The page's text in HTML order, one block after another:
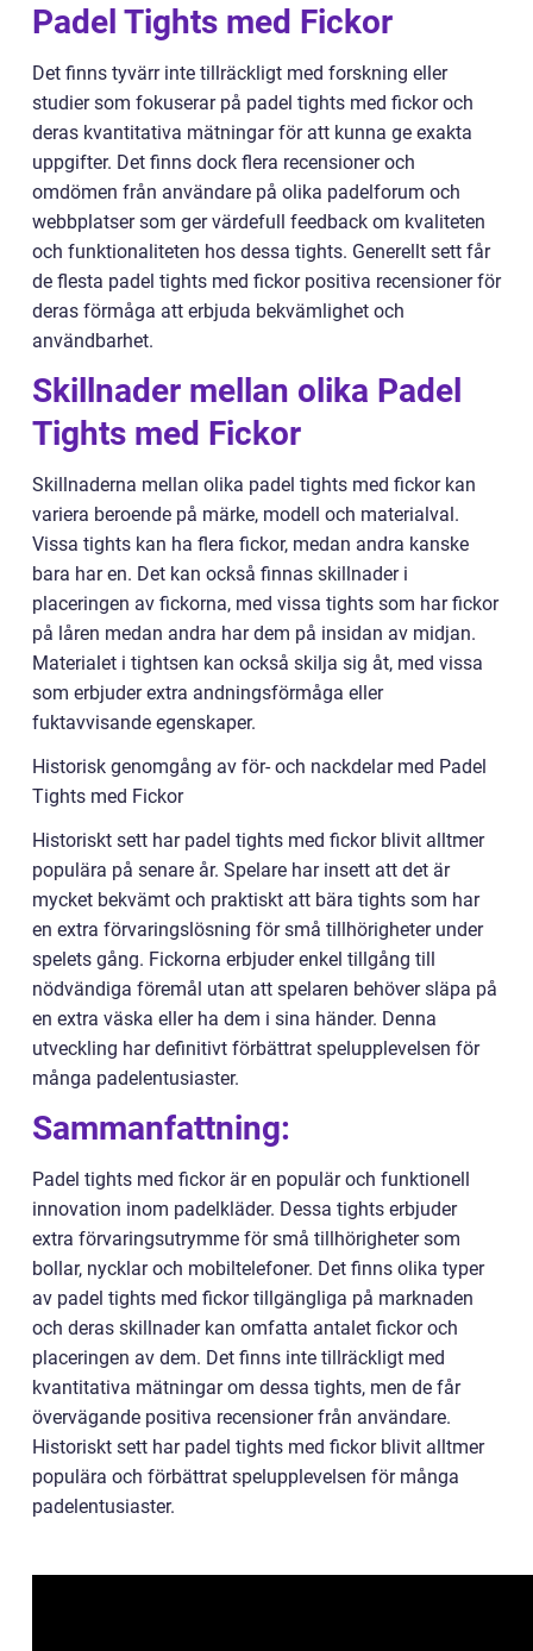
Padel Tights med Fickor
Det finns tyvärr inte tillräckligt med forskning eller
studier som fokuserar på padel tights med fickor och
deras kvantitativa mätningar för att kunna ge exakta
uppgifter. Det finns dock flera recensioner och
omdömen från användare på olika padelforum och
webbplatser som ger värdefull feedback om kvaliteten
och funktionaliteten hos dessa tights. Generellt sett får
de flesta padel tights med fickor positiva recensioner för
deras förmåga att erbjuda bekvämlighet och
användbarhet.
Skillnader mellan olika Padel
Tights med Fickor
Skillnaderna mellan olika padel tights med fickor kan
variera beroende på märke, modell och materialval.
Vissa tights kan ha flera fickor, medan andra kanske
bara har en. Det kan också finnas skillnader i
placeringen av fickorna, med vissa tights som har fickor
på låren medan andra har dem på insidan av midjan.
Materialet i tightsen kan också skilja sig åt, med vissa
som erbjuder extra andningsförmåga eller
fuktavvisande egenskaper.
Historisk genomgång av för- och nackdelar med Padel
Tights med Fickor
Historiskt sett har padel tights med fickor blivit alltmer
populära på senare år. Spelare har insett att det är
mycket bekvämt och praktiskt att bära tights som har
en extra förvaringslösning för små tillhörigheter under
spelets gång. Fickorna erbjuder enkel tillgång till
nödvändiga föremål utan att spelaren behöver släpa på
en extra väska eller ha dem i sina händer. Denna
utveckling har definitivt förbättrat spelupplevelsen för
många padelentusiaster.
Sammanfattning:
Padel tights med fickor är en populär och funktionell
innovation inom padelkläder. Dessa tights erbjuder
extra förvaringsutrymme för små tillhörigheter som
bollar, nycklar och mobiltelefoner. Det finns olika typer
av padel tights med fickor tillgängliga på marknaden
och deras skillnader kan omfatta antalet fickor och
placeringen av dem. Det finns inte tillräckligt med
kvantitativa mätningar om dessa tights, men de får
övervägande positiva recensioner från användare.
Historiskt sett har padel tights med fickor blivit alltmer
populära och förbättrat spelupplevelsen för många
padelentusiaster.